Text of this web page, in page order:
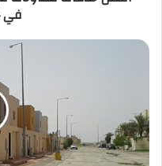
في